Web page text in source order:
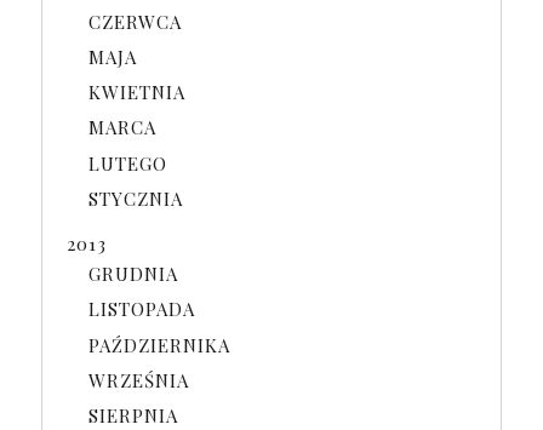
CZERWCA
MAJA
KWIETNIA
MARCA
LUTEGO
STYCZNIA
2013
GRUDNIA
LISTOPADA
PAŹDZIERNIKA
WRZEŚNIA
SIERPNIA